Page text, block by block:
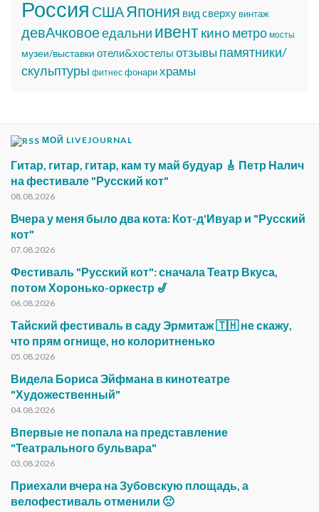
Россия СШАЯпония вид сверху винтаж
девАчковоеедальни ивенткино метро мосты
музеи/выставки отели&хостелы отзывы памятники/
скульптуры фитнес фонарихрамы
МОЙ LIVEJOURNAL
Гитар, гитар, гитар, кам ту май будуар 🎸 Петр Налич
на фестивале "Русский кот"
08.08.2026
Вчера у меня было два кота: Кот-д'Ивуар и "Русский
кот"
07.08.2026
Фестиваль "Русский кот": сначала Театр Вкуса,
потом Хоронько-оркестр 🎷
06.08.2026
Тайский фестиваль в саду Эрмитаж 🇹🇭 не скажу,
что прям огнище, но колоритненько
05.08.2026
Видела Бориса Эйфмана в кинотеатре
"Художественный"
04.08.2026
Впервые не попала на представление
"Театрального бульвара"
03.08.2026
Приехали вчера на Зубовскую площадь, а
велофестиваль отменили 🙁